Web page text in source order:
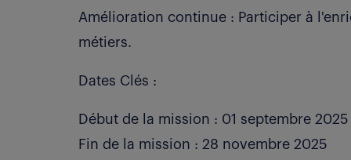
Amélioration continue : Participer à
métiers.
Dates Clés :
Début de la mission : 01 septembre 2025
Fin de la mission : 28 novembre 2025